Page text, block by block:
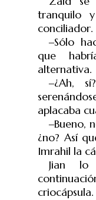
tranquilo
conciliador.
‒Sólo
que
alternativa.
‒¿Ah,
serená
aplacaba
‒Bueno,
¿no? Así
Imrahil la
Jian